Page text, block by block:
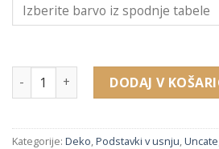
214300 podstavek za uhane v
DODAJ V
Kategorije: Deko Podstavki v usnju